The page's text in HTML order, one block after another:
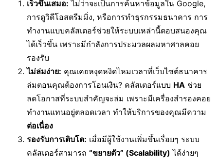
เร็วขึ้นเสมอ: ไม่ว่าจะเป็นการค้นหาข้อมูลใน Google,
การดูวิดีโอสตรีมมิ่ง, หรือการทำธุรกรรมธนาคาร การ
ทำงานแบบคลัสเตอร์ช่วยให้ระบบเหล่านี้ตอบสนองคุณ
ได้เร็วขึ้น เพราะมีกำลังการประมวลผลมหาศาลคอย
รองรับ
ไม่ล่มง่าย: คุณเคยหงุดหงิดไหมเวลาที่เว็บไซต์ธนาคาร
ล่มตอนคุณต้องการโอนเงิน? คลัสเตอร์แบบ HA ช่วย
ลดโอกาสที่ระบบสำคัญจะล่ม เพราะมีเครื่องสำรองคอย
ทำงานแทนอยู่ตลอดเวลา ทำให้บริการของคุณมีความ
ต่อเนื่อง
รองรับการเติบโต: เมื่อมีผู้ใช้งานเพิ่มขึ้นเรื่อยๆ ระบบ
คลัสเตอร์สามารถ “ขยายตัว” (Scalability) ได้ง่ายๆ